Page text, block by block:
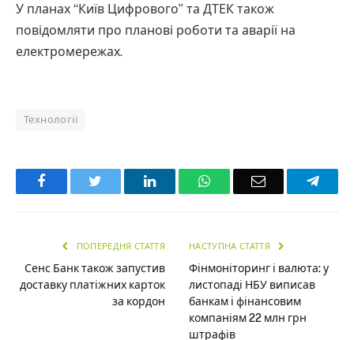
У планах “Київ Цифрового” та ДТЕК також
повідомляти про планові роботи та аварії на
електромережах.
Технології
Facebook LinkedInWhatsAppEmail
ПОПЕРЕДНЯ СТАТТЯ
Сенс Банк також запустив
доставку платіжних карток
за кордон
НАСТУПНА СТАТТЯ
Фінмоніторинг і валюта: у
листопаді НБУ виписав
банкам і фінансовим
компаніям 22 млн грн
штрафів